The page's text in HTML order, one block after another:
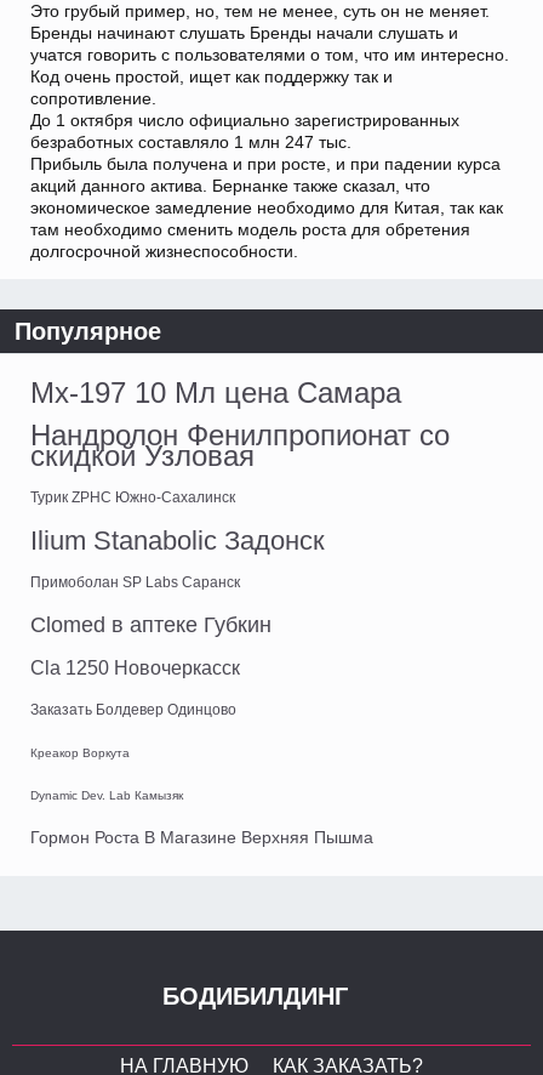
Это грубый пример, но, тем не менее, суть он не меняет.
Бренды начинают слушать Бренды начали слушать и
учатся говорить с пользователями о том, что им интересно.
Код очень простой, ищет как поддержку так и
сопротивление.
До 1 октября число официально зарегистрированных
безработных составляло 1 млн 247 тыс.
Прибыль была получена и при росте, и при падении курса
акций данного актива. Бернанке также сказал, что
экономическое замедление необходимо для Китая, так как
там необходимо сменить модель роста для обретения
долгосрочной жизнеспособности.
Популярное
Mx-197 10 Мл цена Самара
Нандролон Фенилпропионат со
скидкой Узловая
Турик ZPHC Южно-Сахалинск
Ilium Stanabolic Задонск
Примоболан SP Labs Саранск
Clomed в аптеке Губкин
Cla 1250 Новочеркасск
Заказать Болдевер Одинцово
Креакор Воркута
Dynamic Dev. Lab Камызяк
Гормон Роста В Магазине Верхняя Пышма
БОДИБИЛДИНГ
НА ГЛАВНУЮ КАК ЗАКАЗАТЬ?